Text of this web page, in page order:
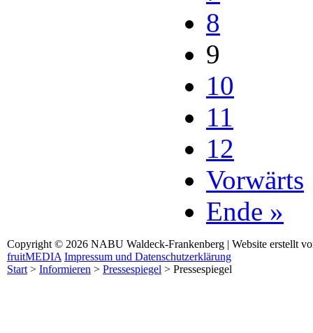
8
9
10
11
12
Vorwärts
Ende »
Copyright © 2026 NABU Waldeck-Frankenberg | Website erstellt
fruitMEDIA Impressum und Datenschutzerklärung
Start> Informieren > Pressespiegel > Pressespiegel